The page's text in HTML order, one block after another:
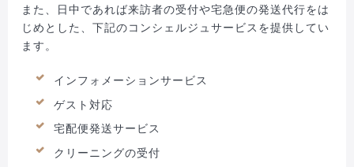
また、日中であれば来訪者の受付や宅急便の発送代行をは
じめとした、下記のコンシェルジュサービスを提供してい
ます。
インフォメーションサービス
ゲスト対応
宅配便発送サービス
クリーニングの受付